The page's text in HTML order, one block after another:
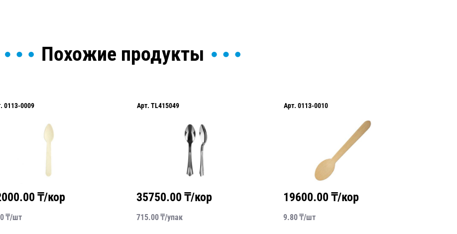
Похожие продукты
0113-0009
₸/кор
₸/шт
Арт. TL415049
35750.00 ₸/кор
715.00₸/упак
Арт. 0113-0010
19600.00 ₸/кор
9.80₸/шт